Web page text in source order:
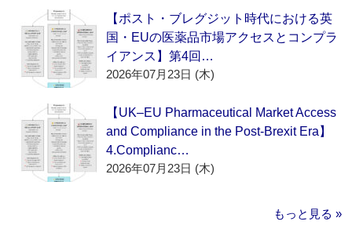
【ポスト・ブレグジット時代における英
国・EUの医薬品市場アクセスとコンプラ
イアンス】第4回…
2026年07月23日 (木)
【UK–EU Pharmaceutical Market Access
and Compliance in the Post-Brexit Era】
4.Complianc…
2026年07月23日 (木)
もっと見る »